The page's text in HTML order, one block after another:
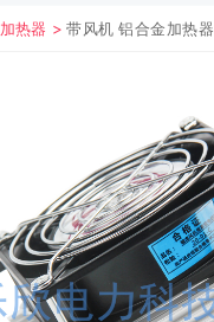
加热器 >带风机 铝合金加热器